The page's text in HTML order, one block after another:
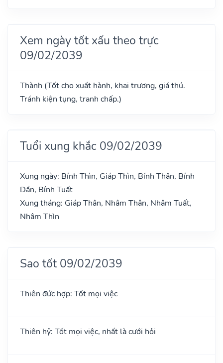
Xem ngày tốt xấu theo trực
09/02/2039
Thành (Tốt cho xuất hành, khai trương, giá thú.
Tránh kiện tụng, tranh chấp.)
Tuổi xung khắc 09/02/2039
Xung ngày: Bính Thìn, Giáp Thìn, Bính Thân, Bính
Dần, Bính Tuất
Xung tháng: Giáp Thân, Nhâm Thân, Nhâm Tuất,
Nhâm Thìn
Sao tốt 09/02/2039
Thiên đức hợp: Tốt mọi việc
Thiên hỷ: Tốt mọi việc, nhất là cưới hỏi